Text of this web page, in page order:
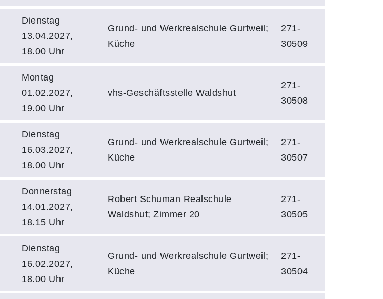
Dienstag
13.04.2027,
18.00 Uhr
Grund- und Werkrealschule Gurtweil;
Küche
271-
30509
Montag
01.02.2027,
19.00 Uhr
vhs-Geschäftsstelle Waldshut
271-
30508
Dienstag
16.03.2027,
18.00 Uhr
Grund- und Werkrealschule Gurtweil;
Küche
271-
30507
Donnerstag
14.01.2027,
18.15 Uhr
Robert Schuman Realschule
Waldshut; Zimmer 20
271-
30505
Dienstag
16.02.2027,
18.00 Uhr
Grund- und Werkrealschule Gurtweil;
Küche
271-
30504